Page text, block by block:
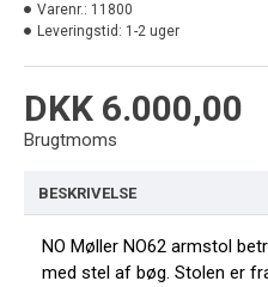
DKK 6.000,00
Brugtmoms
Varenr.: 11800
Leveringstid: 1-2 uger
BESKRIVELSE
NO Møller NO62 armstol
med stel af bøg. Stolen er